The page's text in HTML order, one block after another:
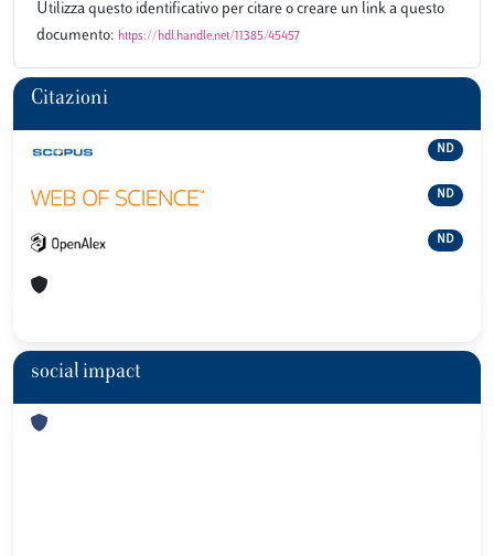
Utilizza questo identificativo per citare o creare un link a questo
documento: https://hdl.handle.net/11385/45457
Citazioni
ND
ND
ND
social impact